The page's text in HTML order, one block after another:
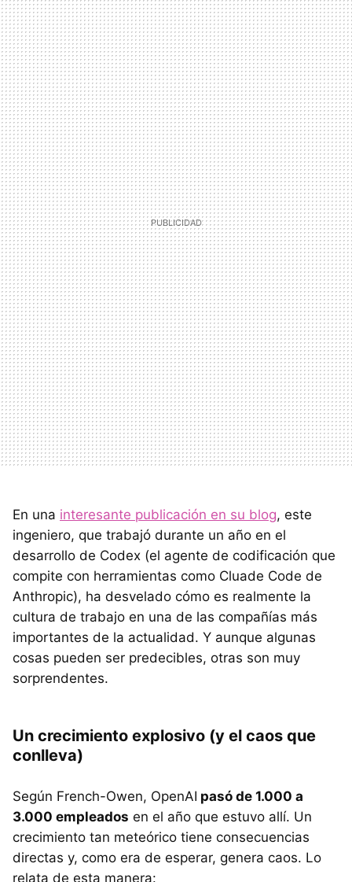
En una interesante publicación en su blog, este
ingeniero, que trabajó durante un año en el
desarrollo de Codex (el agente de codificación que
compite con herramientas como Cluade Code de
Anthropic), ha desvelado cómo es realmente la
cultura de trabajo en una de las compañías más
importantes de la actualidad. Y aunque algunas
cosas pueden ser predecibles, otras son muy
sorprendentes.
Un crecimiento explosivo (y el caos que
conlleva)
Según French-Owen, OpenAI pasó de 1.000 a
3.000 empleados en el año que estuvo allí. Un
crecimiento tan meteórico tiene consecuencias
directas y, como era de esperar, genera caos. Lo
relata de esta manera: